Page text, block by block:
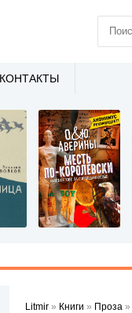
Litmir » Книги » Проза »
КОНТАКТЫ